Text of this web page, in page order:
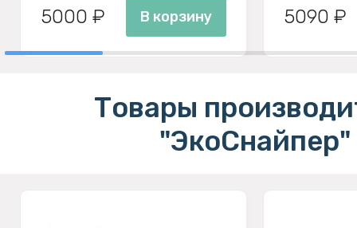
5000 ₽ В корзину 5090 ₽
Товары
"ЭкоСнайпер"